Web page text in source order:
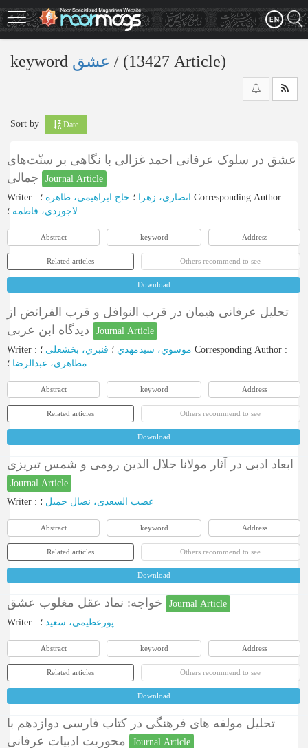
Skip
to
main
keyword ‎/ (13427 Article)
Sort by Date
عشق در سلوک عرفانی احمد غزالی با نگاهی بر سنّت‌های
Journal Article
Writer : انصاری، زهرا ؛ حاج ابراهیمی، طاهره Corresponding Author :
لاجوردی، فاطمه ؛
Abstract keyword Address
Related articles Others recommend to see
Download
تحلیل عرفانی هیمان در قرب النوافل و قرب الفرائض از
Journal Article
Writer : موسوي، سیدمهدي ؛ قنبري، بخشعلی Corresponding Author :
مظاهری، عبدالرضا ؛
Abstract keyword Address
Related articles Others recommend to see
Download
ابعاد ادبی در آثار مولانا جلال الدین رومی و شمس تبریزی
Journal Article
Writer : غضب السعدی، نضال جمیل ؛
Abstract keyword Address
Related articles Others recommend to see
Download
Journal Article
Writer : پورعظیمی، سعید ؛
Abstract keyword Address
Related articles Others recommend to see
Download
تحلیل مولفه های فرهنگی در کتاب فارسی دوازدهم با
Journal Article